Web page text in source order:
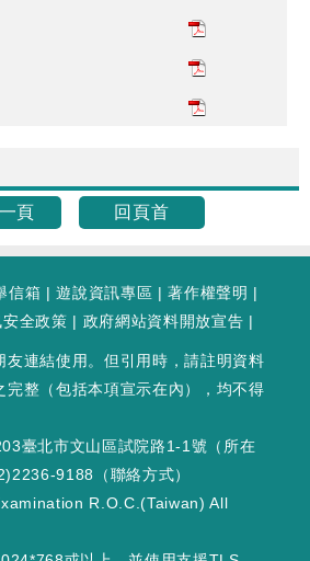
頁 回頁首
信箱 |遊說資訊專區 |著作權聲明 |
安全政策 | 政府網站資料開放宣告 |
友連結使用。但引用時，請註明資料
完整（包括本項宣示在內），均不得
臺北市文山區試院路1-1號（ 所在
9188（聯絡方式）
R.O.C.(Taiwan) All